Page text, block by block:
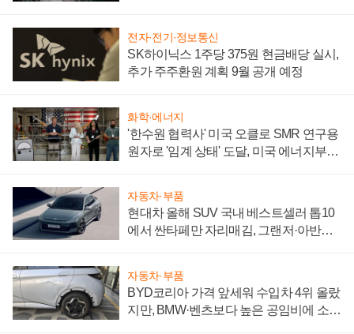
전자·전기·정보통신
SK하이닉스 1주당 375원 현금배당 실시,
추가 주주환원 계획 9월 공개 예정
화학·에너지
'한수원 협력사' 미국 오클로 SMR 연구용
원자로 '임계 상태' 도달, 미국 에너지부
자동차·부품
현대차 올해 SUV 국내 베스트셀러 톱10
에서 싼타페만 자리매김, 그랜저·아반떼
자동차·부품
BYD코리아 가격 앞세워 수입차 4위 올랐
지만, BMW·벤츠보다 높은 공임비에 소비